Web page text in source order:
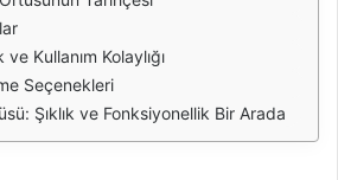
Kullanım Kolaylığı
Seçenekleri
Şıklık ve Fonksiyonellik Bir Arada